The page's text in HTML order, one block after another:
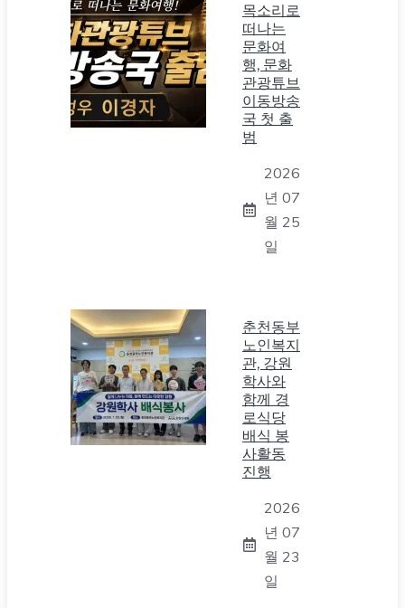
목소리로
떠나는
문화여
행, 문화
관광튜브
이동방송
국 첫 출
범
2026
년 07
월 25
일
춘천동부
노인복지
관, 강원
학사와
함께 경
로식당
배식 봉
사활동
진행
2026
년 07
월 23
일